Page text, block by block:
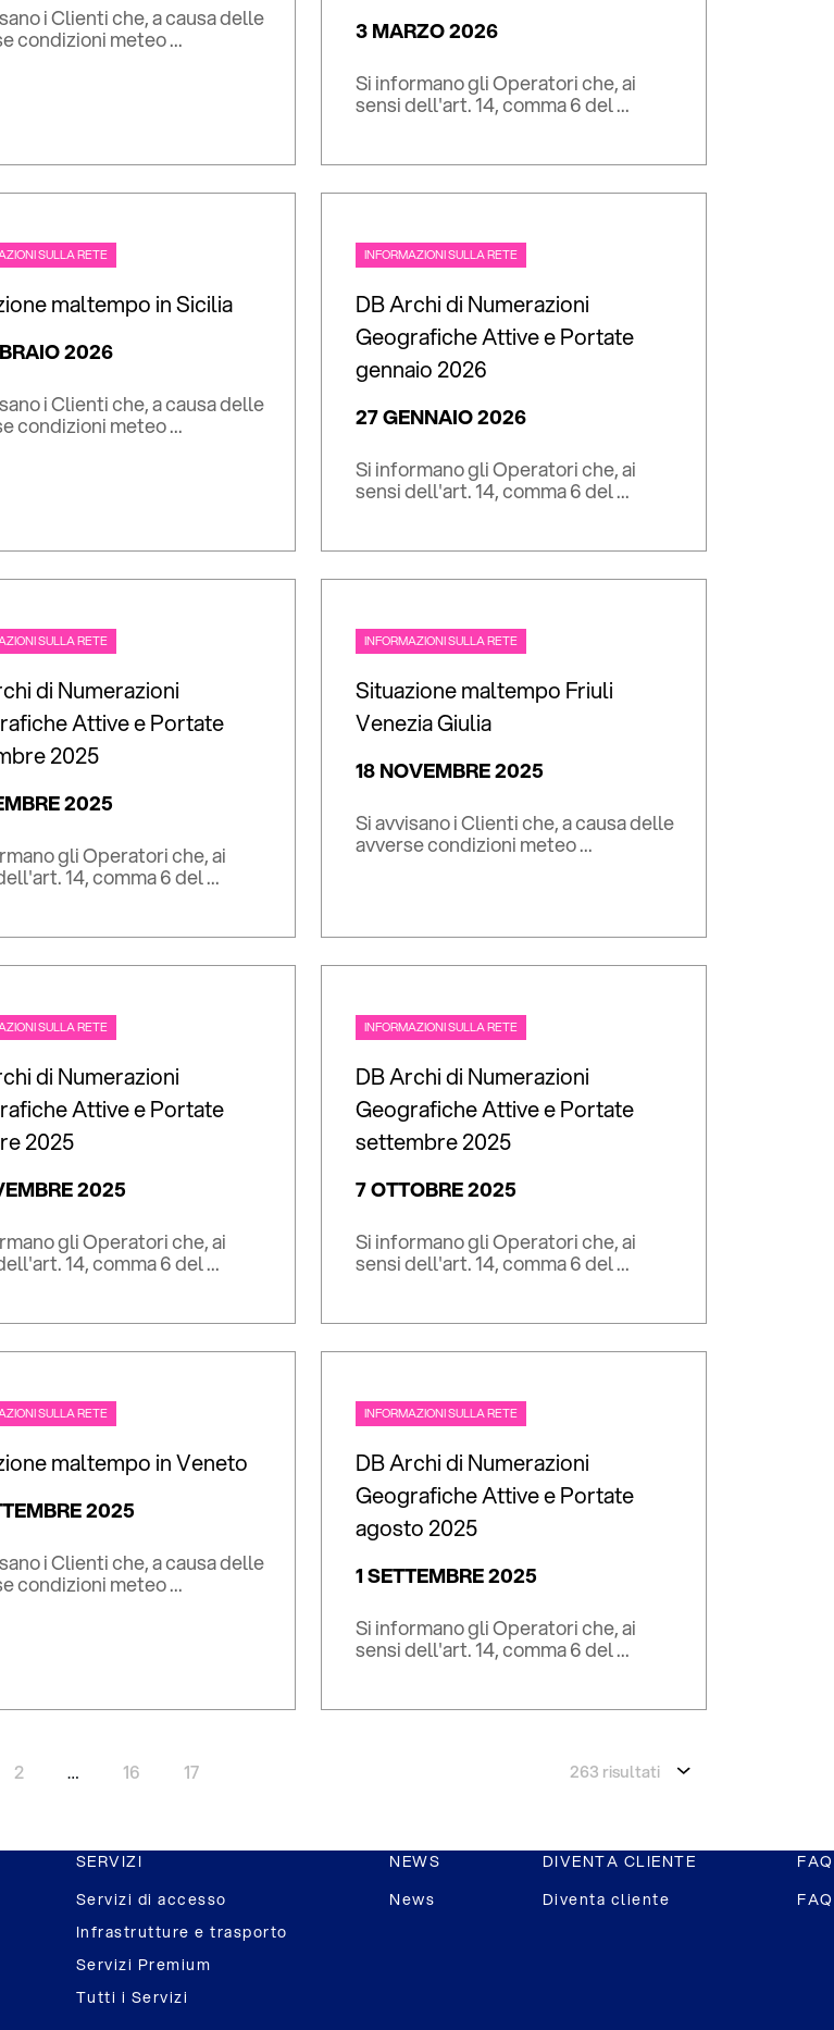
i Clienti che, a causa delle
condizioni meteo ...
3 MARZO 2026
Si informano gli Operatori che, ai
sensi dell'art. 14, comma 6 del ...
SULLA RETE
maltempo in Sicilia
2026
i Clienti che, a causa delle
condizioni meteo ...
INFORMAZIONI SULLA RETE
DB Archi di Numerazioni
Geografiche Attive e Portate
gennaio 2026
27 GENNAIO 2026
Si informano gli Operatori che, ai
sensi dell'art. 14, comma 6 del ...
SULLA RETE
di Numerazioni
Attive e Portate
2025
2025
gli Operatori che, ai
14, comma 6 del ...
INFORMAZIONI SULLA RETE
Situazione maltempo Friuli
Venezia Giulia
18 NOVEMBRE 2025
Si avvisano i Clienti che, a causa delle
avverse condizioni meteo ...
SULLA RETE
di Numerazioni
Attive e Portate
2025
2025
gli Operatori che, ai
14, comma 6 del ...
INFORMAZIONI SULLA RETE
DB Archi di Numerazioni
Geografiche Attive e Portate
settembre 2025
7 OTTOBRE 2025
Si informano gli Operatori che, ai
sensi dell'art. 14, comma 6 del ...
SULLA RETE
maltempo in Veneto
2025
i Clienti che, a causa delle
condizioni meteo ...
INFORMAZIONI SULLA RETE
DB Archi di Numerazioni
Geografiche Attive e Portate
agosto 2025
1 SETTEMBRE 2025
Si informano gli Operatori che, ai
sensi dell'art. 14, comma 6 del ...
2 … 16 17 263 risultati
SERVIZI
Servizi di accesso
Infrastrutture e trasporto
Servizi Premium
Tutti i Servizi
NEWS
News
DIVENTA CLIENTE
Diventa cliente
FAQ
FAQ